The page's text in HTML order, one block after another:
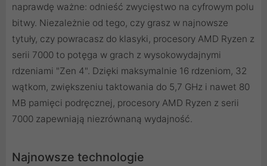
naprawdę ważne: odnieść zwycięstwo na cyfrowym polu
bitwy. Niezależnie od tego, czy grasz w najnowsze
tytuły, czy powracasz do klasyki, procesory AMD Ryzen z
serii 7000 to potęga w grach z wysokowydajnymi
rdzeniami "Zen 4". Dzięki maksymalnie 16 rdzeniom, 32
wątkom, zwiększeniu taktowania do 5,7 GHz i nawet 80
MB pamięci podręcznej, procesory AMD Ryzen z serii
7000 zapewniają niezrównaną wydajność.
Najnowsze technologie